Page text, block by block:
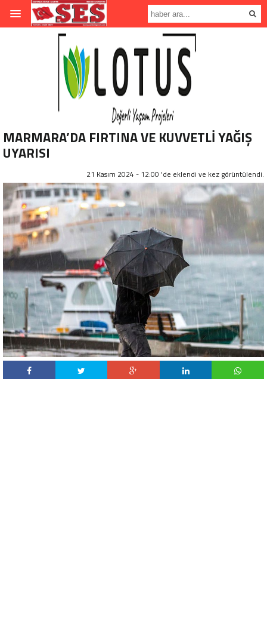
MARMARA’DA FIRTINA VE KUVVETLİ YAĞIŞ
UYARISI
21 Kasım 2024 - 12:00 'de eklendi ve kez görüntülendi.